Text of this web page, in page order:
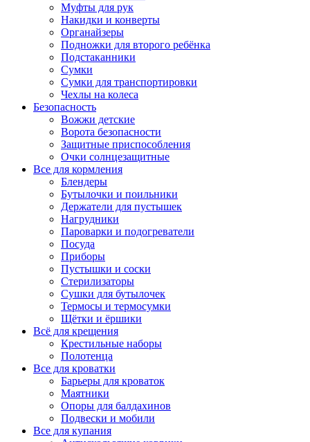
Муфты для рук
Накидки и конверты
Органайзеры
Подножки для второго ребёнка
Подстаканники
Сумки
Сумки для транспортировки
Чехлы на колеса
Безопасность
Вожжи детские
Ворота безопасности
Защитные приспособления
Очки солнцезащитные
Все для кормления
Блендеры
Бутылочки и поильники
Держатели для пустышек
Нагрудники
Пароварки и подогреватели
Посуда
Приборы
Пустышки и соски
Стерилизаторы
Сушки для бутылочек
Термосы и термосумки
Щётки и ёршики
Всё для крещения
Крестильные наборы
Полотенца
Все для кроватки
Барьеры для кроваток
Маятники
Опоры для балдахинов
Подвески и мобили
Все для купания